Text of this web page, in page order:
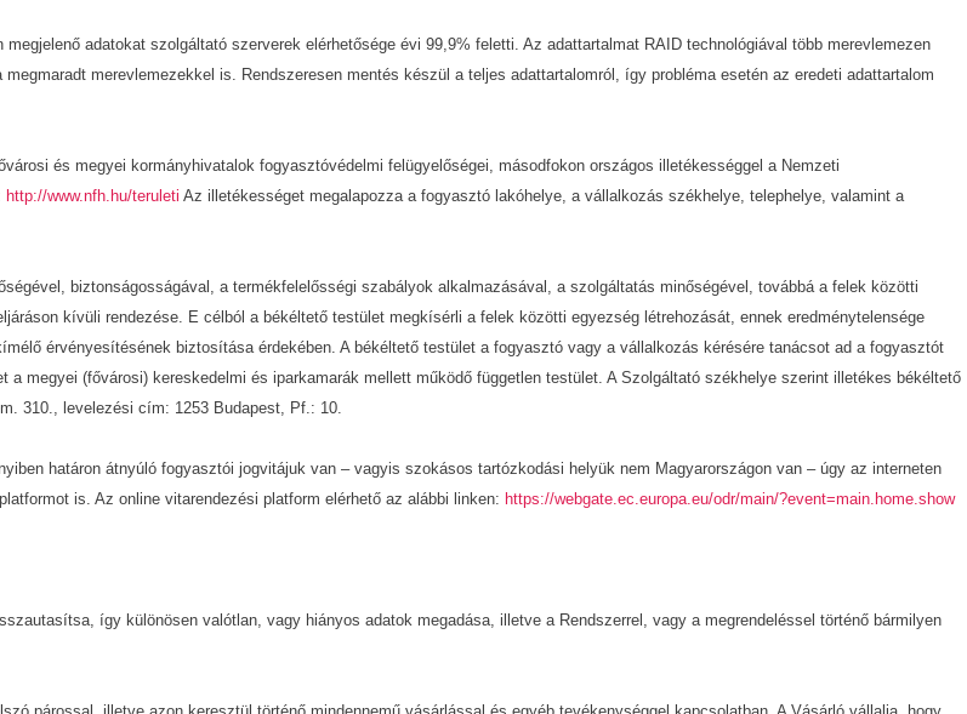
megjelenő adatokat szolgáltató szerverek elérhetősége évi 99,9% feletti. Az adattartalmat RAID technológiával több merevlemezen
merevlemezekkel is. Rendszeresen mentés készül a teljes adattartalomról, így probléma esetén az eredeti adattartalom
és megyei kormányhivatalok fogyasztóvédelmi felügyelőségei, másodfokon országos illetékességgel a Nemzeti
http://www.nfh.hu/teruleti Az illetékességet megalapozza a fogyasztó lakóhelye, a vállalkozás székhelye, telephelye, valamint a
biztonságosságával, a termékfelelősségi szabályok alkalmazásával, a szolgáltatás minőségével, továbbá a felek közötti
kívüli rendezése. E célból a békéltető testület megkísérli a felek közötti egyezség létrehozását, ennek eredménytelensége
érvényesítésének biztosítása érdekében. A békéltető testület a fogyasztó vagy a vállalkozás kérésére tanácsot ad a fogyasztót
megyei (fővárosi) kereskedelmi és iparkamarák mellett működő független testület. A Szolgáltató székhelye szerint illetékes békéltető
310., levelezési cím: 1253 Budapest, Pf.: 10.
határon átnyúló fogyasztói jogvitájuk van – vagyis szokásos tartózkodási helyük nem Magyarországon van – úgy az interneten
is. Az online vitarendezési platform elérhető az alábbi linken: https://webgate.ec.europa.eu/odr/main/?event=main.home.show
így különösen valótlan, vagy hiányos adatok megadása, illetve a Rendszerrel, vagy a megrendeléssel történő bármilyen